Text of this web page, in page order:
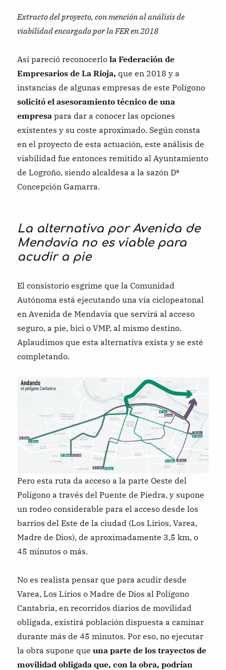
Extracto del proyecto, con mención al análisis de
viabilidad encargado por la FER en 2018
Así pareció reconocerlola Federación de
Empresarios de La Rioja, que en 2018 y a
instancias de algunas empresas de este Polígono
solicitó el asesoramiento técnico de una
empresapara dar a conocer las opciones
existentes y su coste aproximado. Según consta
en el proyecto de esta actuación, este análisis de
viabilidad fue entonces remitido al Ayuntamiento
de Logroño, siendo alcaldesa a la sazón Dª
Concepción Gamarra.
La alternativa por Avenida de
Mendavia no es viable para
acudir a pie
El consistorio esgrime que la Comunidad
Autónoma está ejecutando una vía ciclopeatonal
en Avenida de Mendavia que servirá al acceso
seguro, a pie, bici o VMP, al mismo destino.
Aplaudimos que esta alternativa exista y se esté
completando.
Pero esta ruta da acceso a la parte Oeste del
Polígono a través del Puente de Piedra, y supone
un rodeo considerable para el acceso desde los
barrios del Este de la ciudad (Los Lirios, Varea,
Madre de Dios), de aproximadamente 3,5 km, o
45 minutos o más.
No es realista pensar que para acudir desde
Varea, Los Lirios o Madre de Dios al Polígono
Cantabria, en recorridos diarios de movilidad
obligada, existirá población dispuesta a caminar
durante más de 45 minutos. Por eso, no ejecutar
la obra supone queuna parte de los trayectos de
movilidad obligada que, con la obra, podrían